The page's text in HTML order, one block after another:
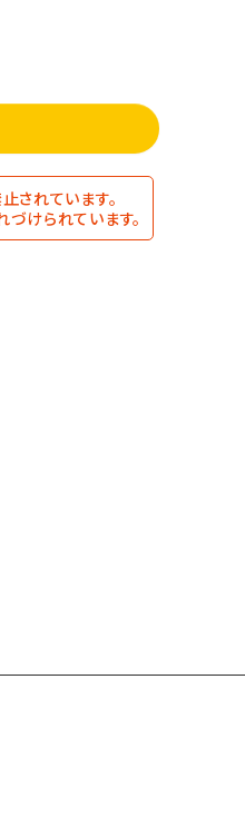
されています。
けられています。